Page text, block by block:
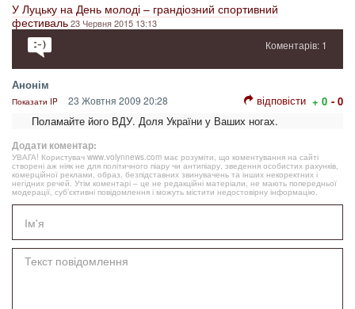
У Луцьку на День молоді – грандіозний спортивний
фестиваль23 Червня 2015 13:13
Коментарів: 1
Анонім
Показати IP 23 Жовтня 2009 20:28 відповісти + 0 - 0
Поламайте його ВДУ. Доля України у Ваших ногах.
Додати коментар:
УВАГА! Користувач www.volynnews.com має розуміти, що коментування на сайті
створені аж ніяк не для політичного піару чи антипіару, зведення особистих рахунків,
комерційної реклами, образ, безпідставних звинувачень та інших некоректних і
негідних речей. Утім коментарі – це не редакційні матеріали, не мають попередньої
модерації, суб’єктивні повідомлення і можуть містити недостовірну інформацію.